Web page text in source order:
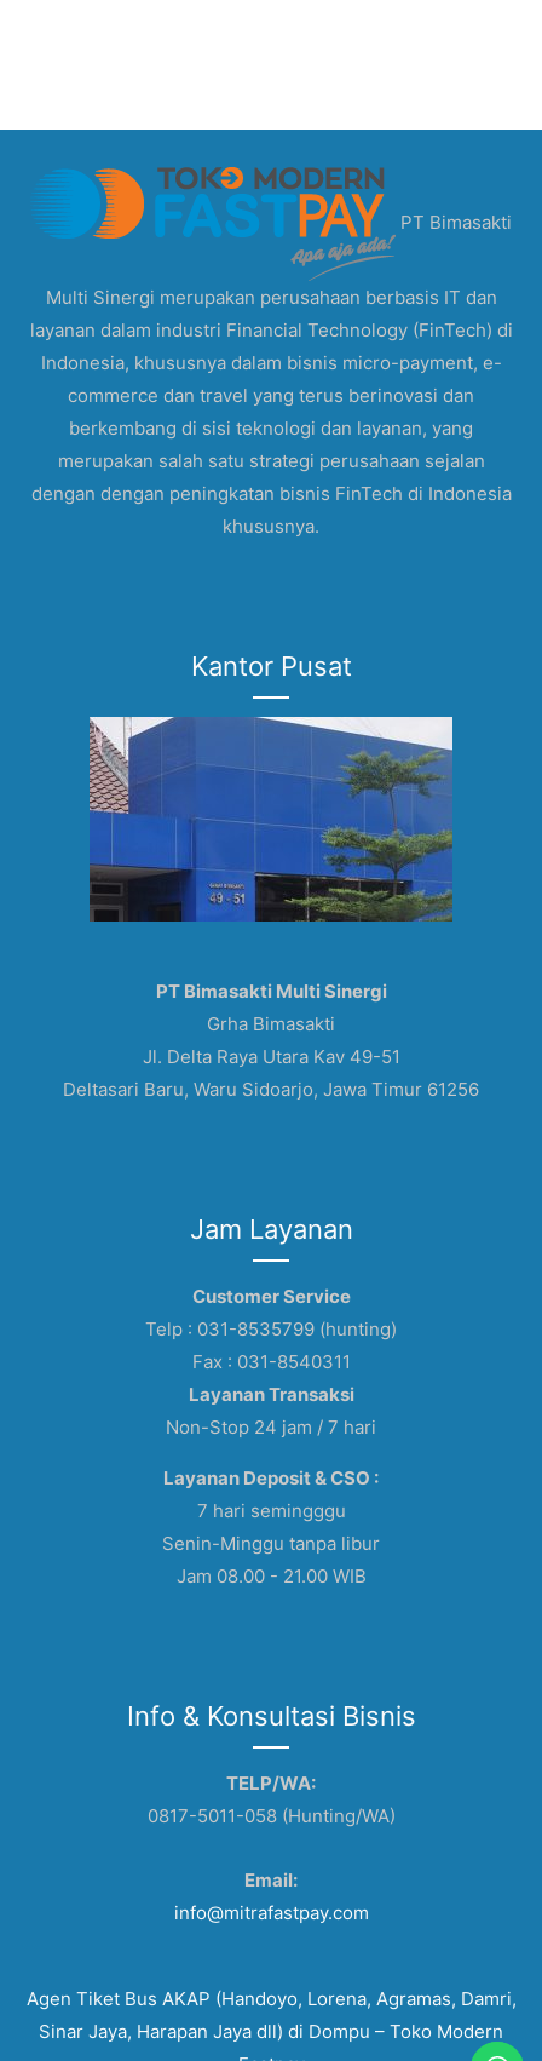
PT Bimasakti
Multi Sinergi merupakan perusahaan berbasis IT dan
layanan dalam industri Financial Technology (FinTech) di
Indonesia, khususnya dalam bisnis micro-payment, e-
commerce dan travel yang terus berinovasi dan
berkembang di sisi teknologi dan layanan, yang
merupakan salah satu strategi perusahaan sejalan
dengan dengan peningkatan bisnis FinTech di Indonesia
khususnya.
Kantor Pusat
PT Bimasakti Multi Sinergi
Grha Bimasakti
Jl. Delta Raya Utara Kav 49-51
Deltasari Baru, Waru Sidoarjo, Jawa Timur 61256
Jam Layanan
Customer Service
Telp : 031-8535799 (hunting)
Fax : 031-8540311
Layanan Transaksi
Non-Stop 24 jam / 7 hari
Layanan Deposit & CSO :
7 hari semingggu
Senin-Minggu tanpa libur
Jam 08.00 - 21.00 WIB
Info & Konsultasi Bisnis
TELP/WA:
0817-5011-058 (Hunting/WA)
Email:
info@mitrafastpay.com
Agen Tiket Bus AKAP (Handoyo, Lorena, Agramas, Damri,
Sinar Jaya, Harapan Jaya dll) di Dompu – Toko Modern